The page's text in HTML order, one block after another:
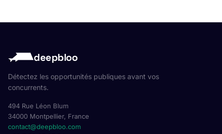
deepbloo
Détectez les opportunités publiques avant vos
concurrents.
494 Rue Léon Blum
34000 Montpellier, France
contact@deepbloo.com